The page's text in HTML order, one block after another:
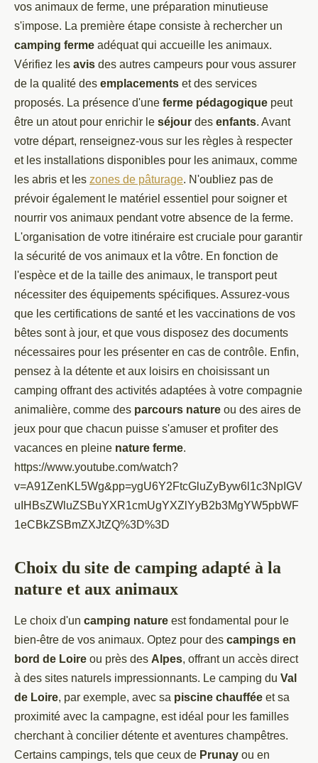
vos animaux de ferme, une préparation minutieuse
s'impose. La première étape consiste à rechercher un
camping ferme adéquat qui accueille les animaux.
Vérifiez les avis des autres campeurs pour vous assurer
de la qualité des emplacements et des services
proposés. La présence d'une ferme pédagogique peut
être un atout pour enrichir le séjour des enfants. Avant
votre départ, renseignez-vous sur les règles à respecter
et les installations disponibles pour les animaux, comme
les abris et les zones de pâturage. N'oubliez pas de
prévoir également le matériel essentiel pour soigner et
nourrir vos animaux pendant votre absence de la ferme.
L'organisation de votre itinéraire est cruciale pour garantir
la sécurité de vos animaux et la vôtre. En fonction de
l'espèce et de la taille des animaux, le transport peut
nécessiter des équipements spécifiques. Assurez-vous
que les certifications de santé et les vaccinations de vos
bêtes sont à jour, et que vous disposez des documents
nécessaires pour les présenter en cas de contrôle. Enfin,
pensez à la détente et aux loisirs en choisissant un
camping offrant des activités adaptées à votre compagnie
animalière, comme des parcours nature ou des aires de
jeux pour que chacun puisse s'amuser et profiter des
vacances en pleine nature ferme.
https://www.youtube.com/watch?
v=A91ZenKL5Wg&pp=ygU6Y2FtcGluZyByw6l1c3NpIGV
uIHBsZWluZSBuYXR1cmUgYXZlYyB2b3MgYW5pbWF
1eCBkZSBmZXJtZQ%3D%3D
Choix du site de camping adapté à la
nature et aux animaux
Le choix d'un camping nature est fondamental pour le
bien-être de vos animaux. Optez pour des campings en
bord de Loire ou près des Alpes, offrant un accès direct
à des sites naturels impressionnants. Le camping du Val
de Loire, par exemple, avec sa piscine chauffée et sa
proximité avec la campagne, est idéal pour les familles
cherchant à concilier détente et aventures champêtres.
Certains campings, tels que ceux de Prunay ou en